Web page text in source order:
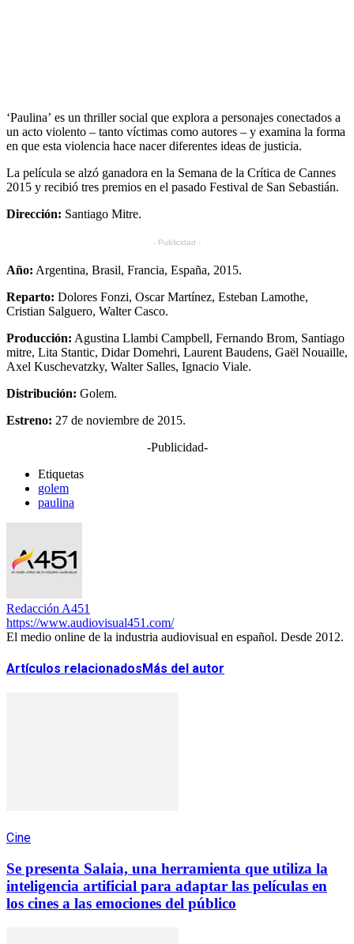
‘Paulina’ es un thriller social que explora a personajes conectados a
un acto violento – tanto víctimas como autores – y examina la forma
en que esta violencia hace nacer diferentes ideas de justicia.
La película se alzó ganadora en la Semana de la Crítica de Cannes
2015 y recibió tres premios en el pasado Festival de San Sebastián.
Dirección: Santiago Mitre.
- Publicidad -
Año: Argentina, Brasil, Francia, España, 2015.
Reparto: Dolores Fonzi, Oscar Martínez, Esteban Lamothe,
Cristian Salguero, Walter Casco.
Producción: Agustina Llambi Campbell, Fernando Brom, Santiago
mitre, Lita Stantic, Didar Domehri, Laurent Baudens, Gaël Nouaille,
Axel Kuschevatzky, Walter Salles, Ignacio Viale.
Distribución: Golem.
Estreno: 27 de noviembre de 2015.
-Publicidad-
Etiquetas
golem
paulina
Redacción A451
https://www.audiovisual451.com/
El medio online de la industria audiovisual en español. Desde 2012.
Artículos relacionadosMás del autor
Cine
Se presenta Salaia, una herramienta que utiliza la
inteligencia artificial para adaptar las películas en
los cines a las emociones del público